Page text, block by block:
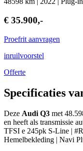
€ 35.900,-
Proefrit aanvragen
inruilvoorstel
Offerte
Specificaties
Deze Audi Q3 met
en heeft als transmissie
TFSI e 245pk S-Line |
Hemelbekleding | Navi